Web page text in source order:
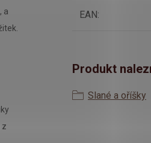
a
z
EAN:
Produkt
Slané a oříšky